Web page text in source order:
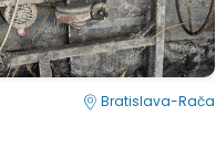
Bratislava-Rača